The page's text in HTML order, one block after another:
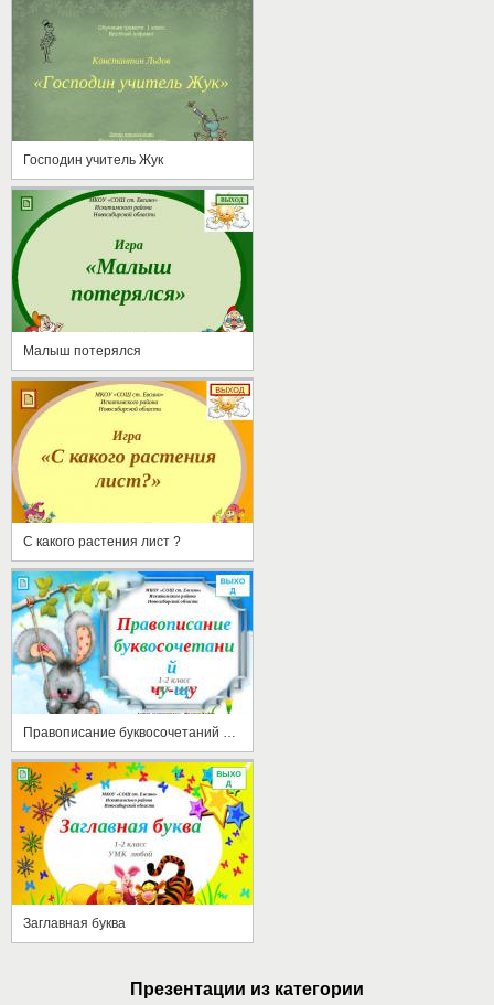
Господин учитель Жук
Малыш потерялся
С какого растения лист ?
Заглавная буква
Презентации из категории